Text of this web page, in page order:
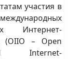
участия в
Интернет-
(OIIO – Open
Internet-